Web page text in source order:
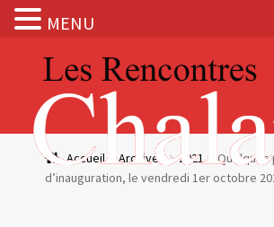
navigation
contenu
Actualités
Expositions
Accueil Archives 2021
Quelques
d’inauguration, le vendredi 1er octobre
MENU